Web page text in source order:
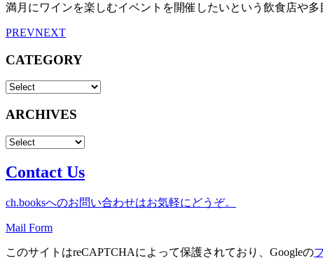
満月にワインを楽しむイベントを開催したいという飲食店や
PREVNEXT
CATEGORY
ARCHIVES
Contact Us
ch.booksへのお問い合わせはお気軽にどうぞ。
Mail Form
このサイトはreCAPTCHAによって保護されており、Googleの